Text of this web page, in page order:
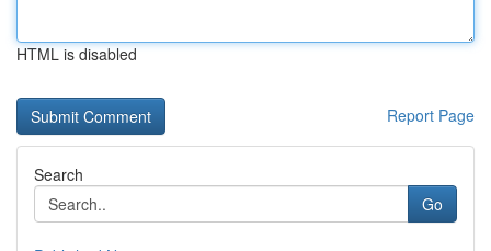
HTML is disabled
Report Page
Search
Go